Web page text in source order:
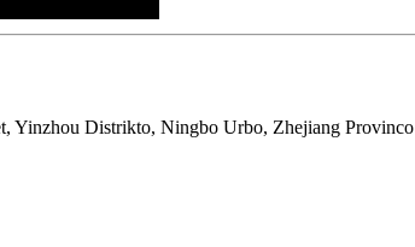
Yinzhou Distrikto, Ningbo Urbo, Zhejiang Provinco